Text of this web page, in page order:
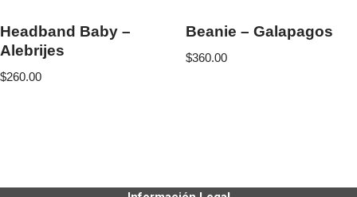
Headband Baby –
Alebrijes
$260.00
Beanie – Galapagos
$360.00